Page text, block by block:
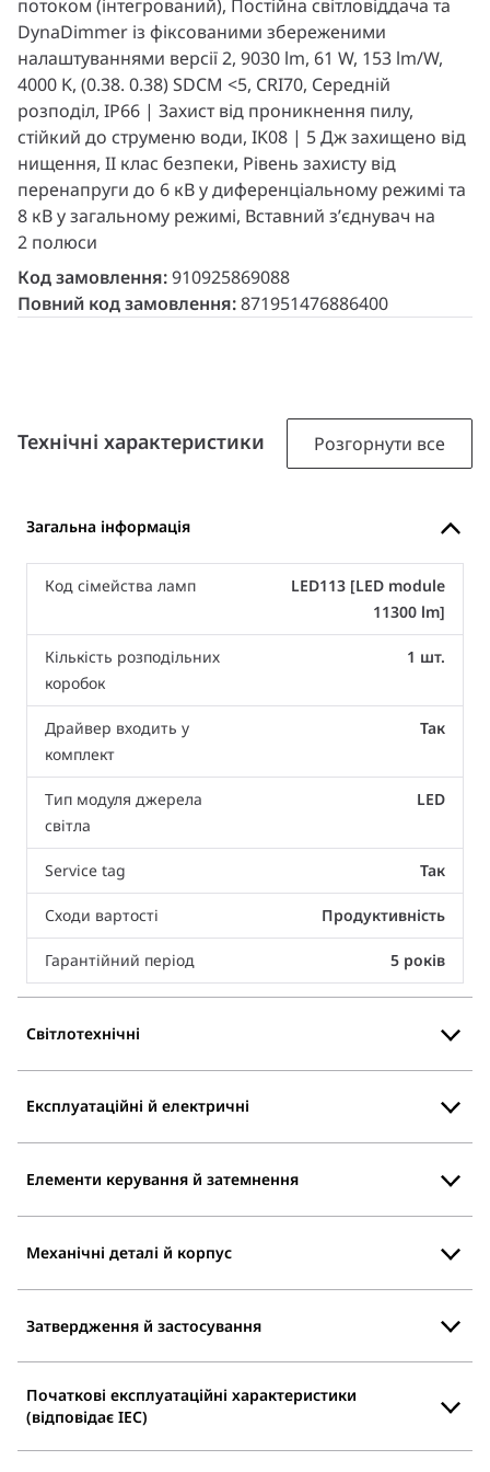
потоком (інтегрований), Постійна світловіддача та
DynaDimmer із фіксованими збереженими
налаштуваннями версії 2, 9030 lm, 61 W, 153 lm/W,
4000 K, (0.38. 0.38) SDCM <5, CRI70, Середній
розподіл, IP66 | Захист від проникнення пилу,
стійкий до струменю води, IK08 | 5 Дж захищено від
нищення, II клас безпеки, Рівень захисту від
перенапруги до 6 кВ у диференціальному режимі та
8 кВ у загальному режимі, Вставний з’єднувач на
2 полюси
Код замовлення:910925869088
Повний код замовлення:871951476886400
Технічні характеристики Розгорнути все
Загальна інформація
Код сімейства ламп
LED113 [LED module
11300 lm]
Кількість розподільних
коробок
1 шт.
Драйвер входить у
комплект
Так
Тип модуля джерела
світла
LED
Service tag Так
Сходи вартості Продуктивність
Гарантійний період 5 років
Світлотехнічні
Експлуатаційні й електричні
Елементи керування й затемнення
Механічні деталі й корпус
Затвердження й застосування
Початкові експлуатаційні характеристики
(відповідає IEC)